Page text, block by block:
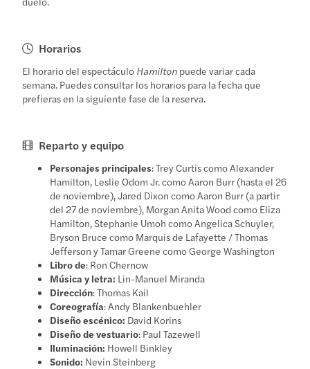
Horarios
El horario del espectáculo Hamilton puede variar cada
semana. Puedes consultar los horarios para la fecha que
prefieras en la siguiente fase de la reserva.
Reparto y equipo
Personajes principales: Trey Curtis como Alexander
Hamilton, Leslie Odom Jr. como Aaron Burr (hasta el 26
de noviembre), Jared Dixon como Aaron Burr (a partir
del 27 de noviembre), Morgan Anita Wood como Eliza
Hamilton, Stephanie Umoh como Angelica Schuyler,
Bryson Bruce como Marquis de Lafayette / Thomas
Jefferson y Tamar Greene como George Washington
Libro de: Ron Chernow
Música y letra: Lin-Manuel Miranda
Dirección: Thomas Kail
Coreografía: Andy Blankenbuehler
Diseño escénico: David Korins
Diseño de vestuario: Paul Tazewell
Iluminación: Howell Binkley
Sonido: Nevin Steinberg